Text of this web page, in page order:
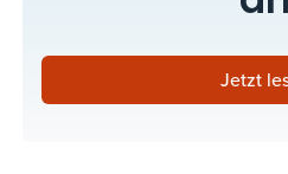
Jetzt